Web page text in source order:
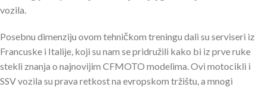
vozila.
Posebnu dimenziju ovom tehničkom treningu dali su serviseri iz
Francuske i Italije, koji su nam se pridružili kako bi iz prve ruke
stekli znanja o najnovijim CFMOTO modelima. Ovi motocikli i
SSV vozila su prava retkost na evropskom tržištu, a mnogi